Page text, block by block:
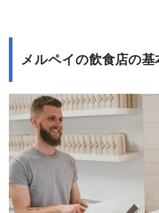
メルペイの飲食店の